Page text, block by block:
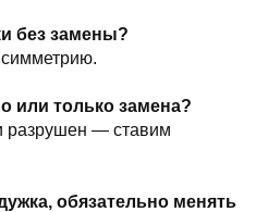
без замены?
симметрию.
или только замена?
разрушен — ставим
обязательно менять